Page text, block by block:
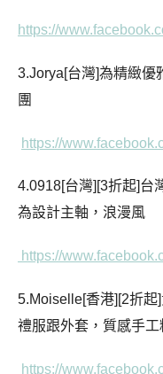
https://
3.Jorya[台灣]為精緻優
團
https://
4.0918[台灣][3折起]台
為設計主軸，浪漫風
https://
5.Moiselle[香港][2折
禮服跟外套，質感手
https://